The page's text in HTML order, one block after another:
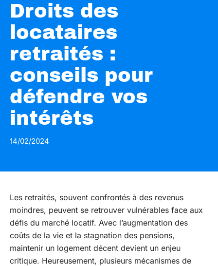
Droits des
locataires
retraités :
conseils pour
défendre vos
intérêts
14/02/2024
Les retraités, souvent confrontés à des revenus
moindres, peuvent se retrouver vulnérables face aux
défis du marché locatif. Avec l’augmentation des
coûts de la vie et la stagnation des pensions,
maintenir un logement décent devient un enjeu
critique. Heureusement, plusieurs mécanismes de